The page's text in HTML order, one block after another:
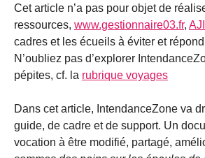
Cet article n’a pas pour objet de
ressources, www.gestionnaire03.fr, AJI
cadres et les écueils à éviter et
N’oubliez pas d’explorer
pépites, cf. la rubrique voyages
Dans cet article, IntendanceZone va
guide, de cadre et de support. Un
vocation à être modifié, partagé,